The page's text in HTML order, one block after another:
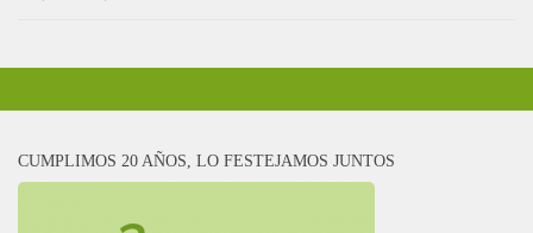
CUMPLIMOS 20 AÑOS, LO FESTEJAMOS JUNTOS